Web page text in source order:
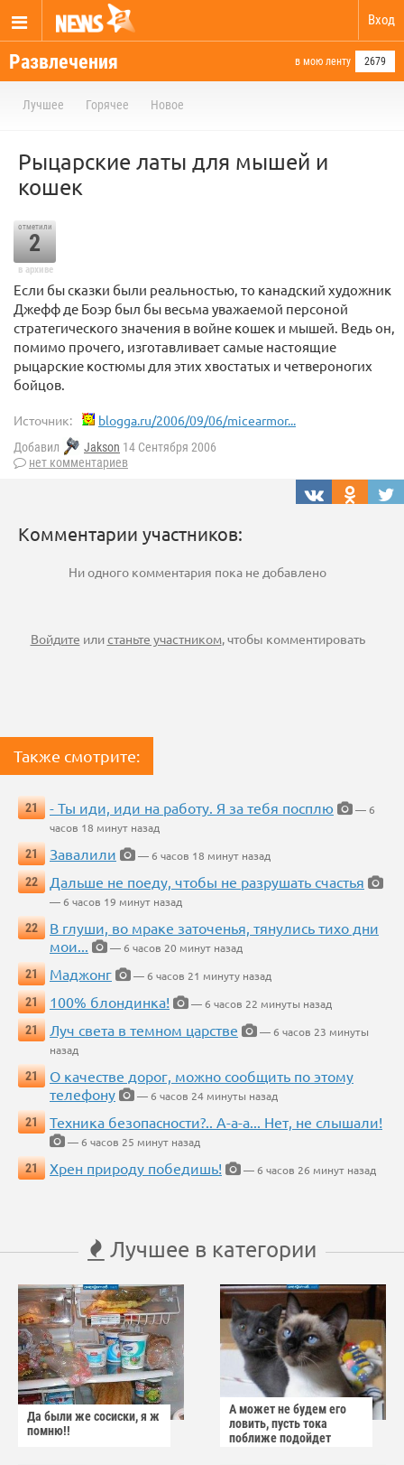
Вход
Развлечения в мою ленту 2679
Лучшее Горячее Новое
Рыцарские латы для мышей и
кошек
отметили
2
в архиве
Если бы сказки были реальностью, то канадский художник
Джефф де Боэр был бы весьма уважаемой персоной
стратегического значения в войне кошек и мышей. Ведь он,
помимо прочего, изготавливает самые настоящие
рыцарские костюмы для этих хвостатых и четвероногих
бойцов.
Источник: blogga.ru/2006/09/06/micearmor...
Добавил Jakson 14 Сентября 2006
нет комментариев
Комментарии участников:
Ни одного комментария пока не добавлено
Войдите илистаньте участником, чтобы комментировать
Также смотрите:
21 - Ты иди, иди на работу. Я за тебя посплю
— 6
часов 18 минут назад
21
Завалили
— 6 часов 18 минут назад
22
Дальше не поеду, чтобы не разрушать счастья
— 6 часов 19 минут назад
22
В глуши, во мраке заточенья, тянулись тихо дни
мои...
— 6 часов 20 минут назад
21
Маджонг
— 6 часов 21 минуту назад
21
100% блондинка!
— 6 часов 22 минуты назад
21
Луч света в темном царстве
— 6 часов 23 минуты
назад
21
О качестве дорог, можно сообщить по этому
телефону
— 6 часов 24 минуты назад
21
Техника безопасности?.. А-а-а... Нет, не слышали!
— 6 часов 25 минут назад
21
Хрен природу победишь! — 6 часов 26 минут назад
Лучшее в категории
Да были же сосиски, я ж
помню!!
А может не будем его
ловить, пусть тока
поближе подойдет